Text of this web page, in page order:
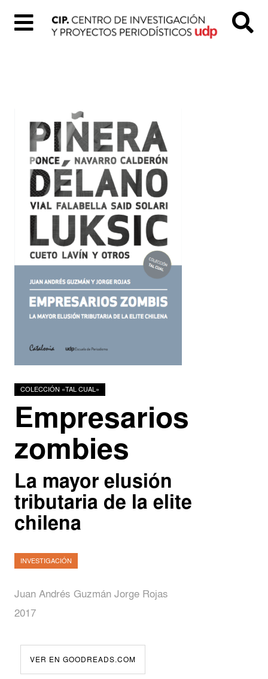
Quiénes
Somos
Colección
«Tal
Cual»
Proyectos
digitales
Podcasts
COLECCIÓN «TAL CUAL»
Empresarios
zombies
La mayor elusión
tributaria de la elite
chilena
INVESTIGACIÓN
Juan Andrés Guzmán Jorge Rojas
2017
VER EN GOODREADS.COM